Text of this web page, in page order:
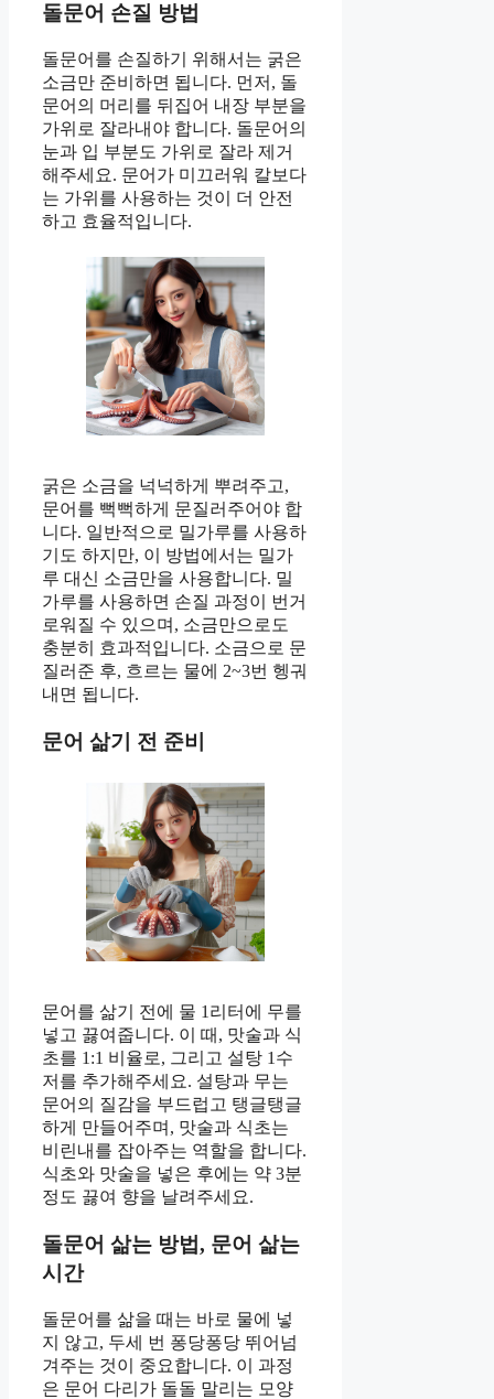
돌문어 손질 방법
돌문어를 손질하기 위해서는 굵은
소금만 준비하면 됩니다. 먼저, 돌
문어의 머리를 뒤집어 내장 부분을
가위로 잘라내야 합니다. 돌문어의
눈과 입 부분도 가위로 잘라 제거
해주세요. 문어가 미끄러워 칼보다
는 가위를 사용하는 것이 더 안전
하고 효율적입니다.
굵은 소금을 넉넉하게 뿌려주고,
문어를 뻑뻑하게 문질러주어야 합
니다. 일반적으로 밀가루를 사용하
기도 하지만, 이 방법에서는 밀가
루 대신 소금만을 사용합니다. 밀
가루를 사용하면 손질 과정이 번거
로워질 수 있으며, 소금만으로도
충분히 효과적입니다. 소금으로 문
질러준 후, 흐르는 물에 2~3번 헹궈
내면 됩니다.
문어 삶기 전 준비
문어를 삶기 전에 물 1리터에 무를
넣고 끓여줍니다. 이 때, 맛술과 식
초를 1:1 비율로, 그리고 설탕 1수
저를 추가해주세요. 설탕과 무는
문어의 질감을 부드럽고 탱글탱글
하게 만들어주며, 맛술과 식초는
비린내를 잡아주는 역할을 합니다.
식초와 맛술을 넣은 후에는 약 3분
정도 끓여 향을 날려주세요.
돌문어 삶는 방법, 문어 삶는
시간
돌문어를 삶을 때는 바로 물에 넣
지 않고, 두세 번 퐁당퐁당 뛰어넘
겨주는 것이 중요합니다. 이 과정
은 문어 다리가 돌돌 말리는 모양